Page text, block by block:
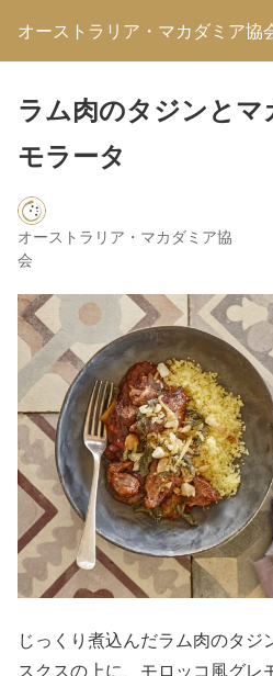
オーストラリア・マカダミア協
ラム肉のタジンと
モラータ
オーストラリア・マカダミア協
会
じっくり煮込んだラム肉のタジ
スクスの上に、モロッコ風グレ